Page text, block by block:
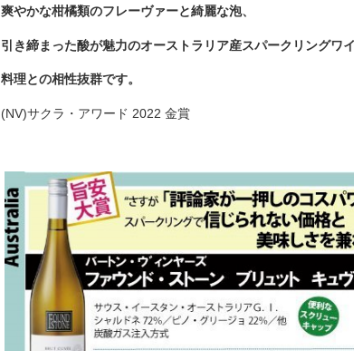
爽やかな柑橘類のフレーヴァーと綺麗な泡、
引き締まった酸が魅力のオーストラリア産スパークリングワイ
料理との相性抜群です。
(NV)サクラ・アワード 2022 金賞